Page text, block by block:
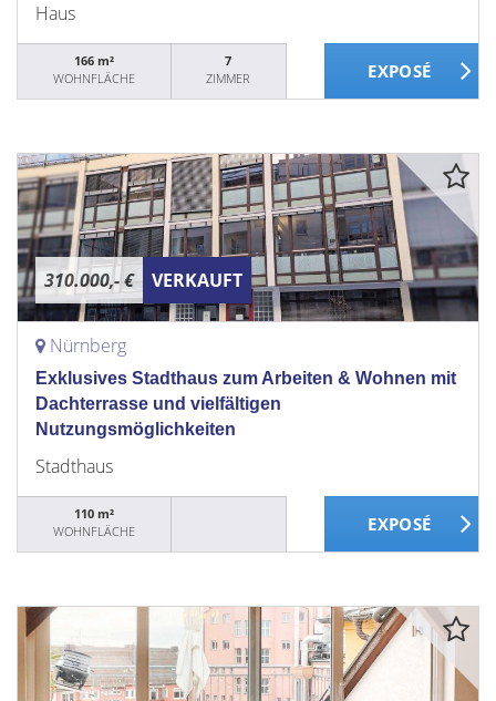
Haus
166 m²
WOHNFLÄCHE
7
ZIMMER
310.000,- € VERKAUFT
Nürnberg
Exklusives Stadthaus zum Arbeiten & Wohnen mit
Dachterrasse und vielfältigen
Nutzungsmöglichkeiten
Stadthaus
110 m²
WOHNFLÄCHE